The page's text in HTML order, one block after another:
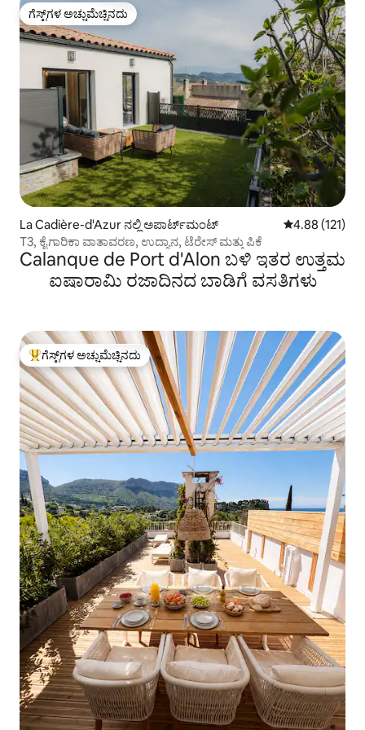
ಗೆಸ್ಟ್‌ಗಳ ಅಚ್ಚುಮೆಚ್ಚಿನದು
ಗೆಸ್ಟ್‌ಗಳ ಅಚ್ಚುಮೆಚ್ಚಿನದು
La Cadière-d'Azur ನಲ್ಲಿ ಅಪಾರ್ಟ್‌ಮಂಟ್ 5 ರಲ್ಲಿ 4.88
4.88 (121)
T3, ಕೈಗಾರಿಕಾ ವಾತಾವರಣ, ಉದ್ಯಾನ, ಟೆರೇಸ್ ಮತ್ತು ಪಿಕೆ
Calanque de Port d'Alon ಬಳಿ ಇತರ ಉತ್ತಮ
ಐಷಾರಾಮಿ ರಜಾದಿನದ ಬಾಡಿಗೆ ವಸತಿಗಳು
ಗೆಸ್ಟ್‌ಗಳಿಗೆ ಅತಿ ಹೆಚ್ಚು ಅಚ್ಚುಮೆಚ್ಚಿನದು
ಗೆಸ್ಟ್‌ಗಳ ಅಚ್ಚುಮೆಚ್ಚಿನದು